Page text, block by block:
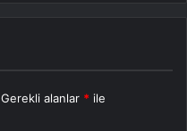
Gerekli alanlar * ile